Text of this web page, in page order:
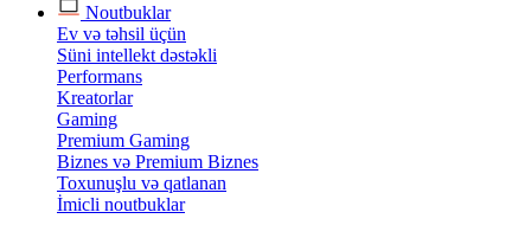
Noutbuklar
Ev və təhsil üçün
Süni intellekt dəstəkli
Performans
Kreatorlar
Gaming
Premium Gaming
Biznes və Premium Biznes
Toxunuşlu və qatlanan
İmicli noutbuklar